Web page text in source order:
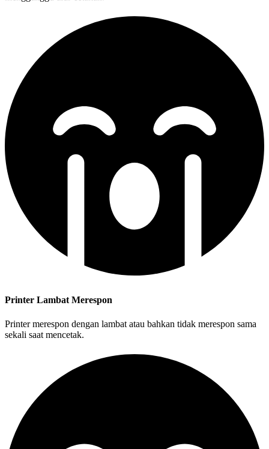
Printer Lambat Merespon
Printer merespon dengan lambat atau bahkan tidak merespon sama
sekali saat mencetak.